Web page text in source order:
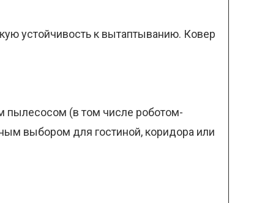
устойчивость к вытаптыванию. Ковер
пылесосом (в том числе роботом-
выбором для гостиной, коридора или